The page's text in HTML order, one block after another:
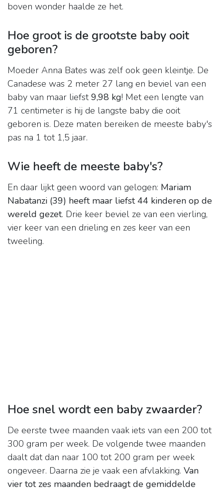
boven wonder haalde ze het.
Hoe groot is de grootste baby ooit
geboren?
Moeder Anna Bates was zelf ook geen kleintje. De
Canadese was 2 meter 27 lang en beviel van een
baby van maar liefst9,98 kg! Met een lengte van
71 centimeter is hij de langste baby die ooit
geboren is. Deze maten bereiken de meeste baby's
pas na 1 tot 1,5 jaar.
Wie heeft de meeste baby's?
En daar lijkt geen woord van gelogen: Mariam
Nabatanzi (39) heeft maar liefst 44 kinderen op de
wereld gezet. Drie keer beviel ze van een vierling,
vier keer van een drieling en zes keer van een
tweeling.
Hoe snel wordt een baby zwaarder?
De eerste twee maanden vaak iets van een 200 tot
300 gram per week. De volgende twee maanden
daalt dat dan naar 100 tot 200 gram per week
ongeveer. Daarna zie je vaak een afvlakking. Van
vier tot zes maanden bedraagt de gemiddelde